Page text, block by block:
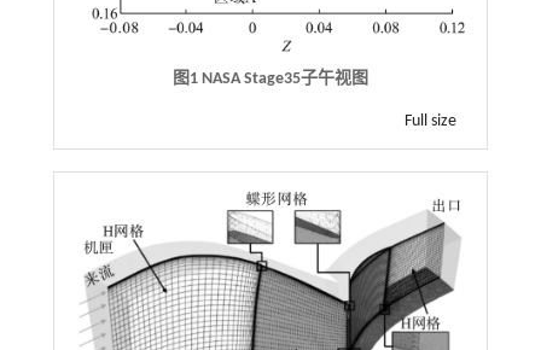
图1 NASA Stage35子午视图
Full size